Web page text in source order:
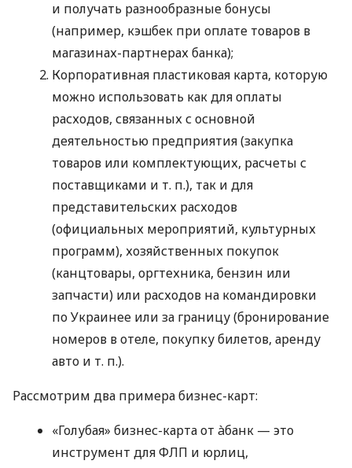
и получать разнообразные бонусы
(например, кэшбек при оплате товаров в
магазинах-партнерах банка);
Корпоративная пластиковая карта, которую
можно использовать как для оплаты
расходов, связанных с основной
деятельностью предприятия (закупка
товаров или комплектующих, расчеты с
поставщиками и т. п.), так и для
представительских расходов
(официальных мероприятий, культурных
программ), хозяйственных покупок
(канцтовары, оргтехника, бензин или
запчасти) или расходов на командировки
по Украинее или за границу (бронирование
номеров в отеле, покупку билетов, аренду
авто и т. п.).
Рассмотрим два примера бизнес-карт:
«Голубая» бизнес-карта от àбанк — это
инструмент для ФЛП и юрлиц,